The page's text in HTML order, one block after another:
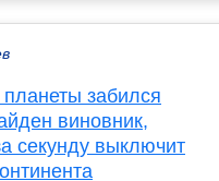
забился
виновник,
секунду выключит